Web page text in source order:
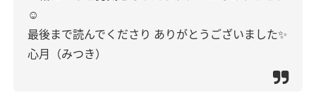
☺️
最後まで読んでくださり ありがとうございました✨
心月（みつき）